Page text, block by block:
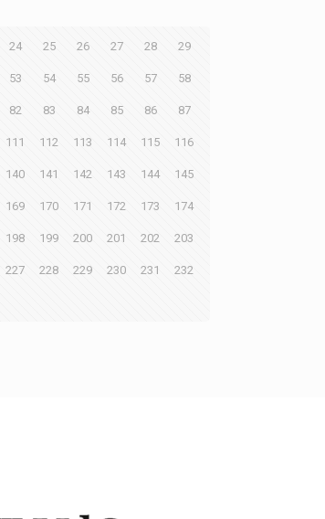
24 25 26 27 28 29
53 54 55 56 57 58
82 83 84 85 86 87
111 112 113 114 115 116
140 141 142 143 144 145
169 170 171 172 173 174
198 199 200 201 202 203
227 228 229 230 231 232